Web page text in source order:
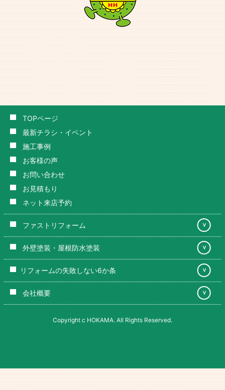
TOPページ
最新チラシ・イベント
施工事例
お客様の声
お問い合わせ
お見積もり
ネット来店予約
ファストリフォーム ＞
外壁塗装・屋根防水塗装 ＞
リフォームの失敗しない6か条 ＞
会社概要 ＞
Copyright c HOKAMA. All Rights Reserved.